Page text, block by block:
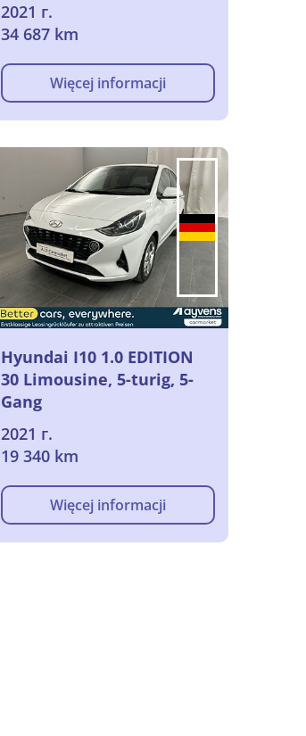
2021 г.
34 687 km
Więcej informacji
Hyundai I10 1.0 EDITION
30 Limousine, 5-turig, 5-
Gang
2021 г.
19 340 km
Więcej informacji